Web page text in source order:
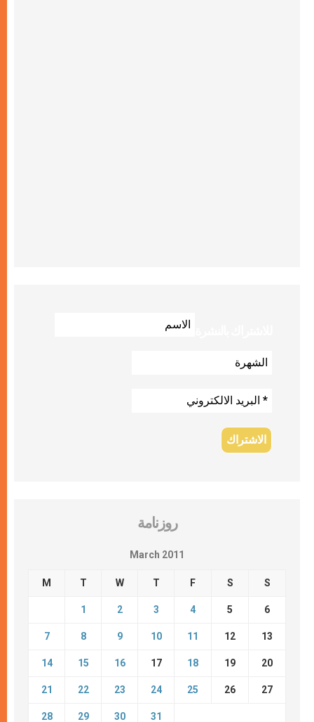
روزنامة
March 2011
M T W T F S S
1 2 3 4 5 6
7 8 9 10 11 12 13
14 15 16 17 18 19 20
21 22 23 24 25 26 27
28 29 30 31